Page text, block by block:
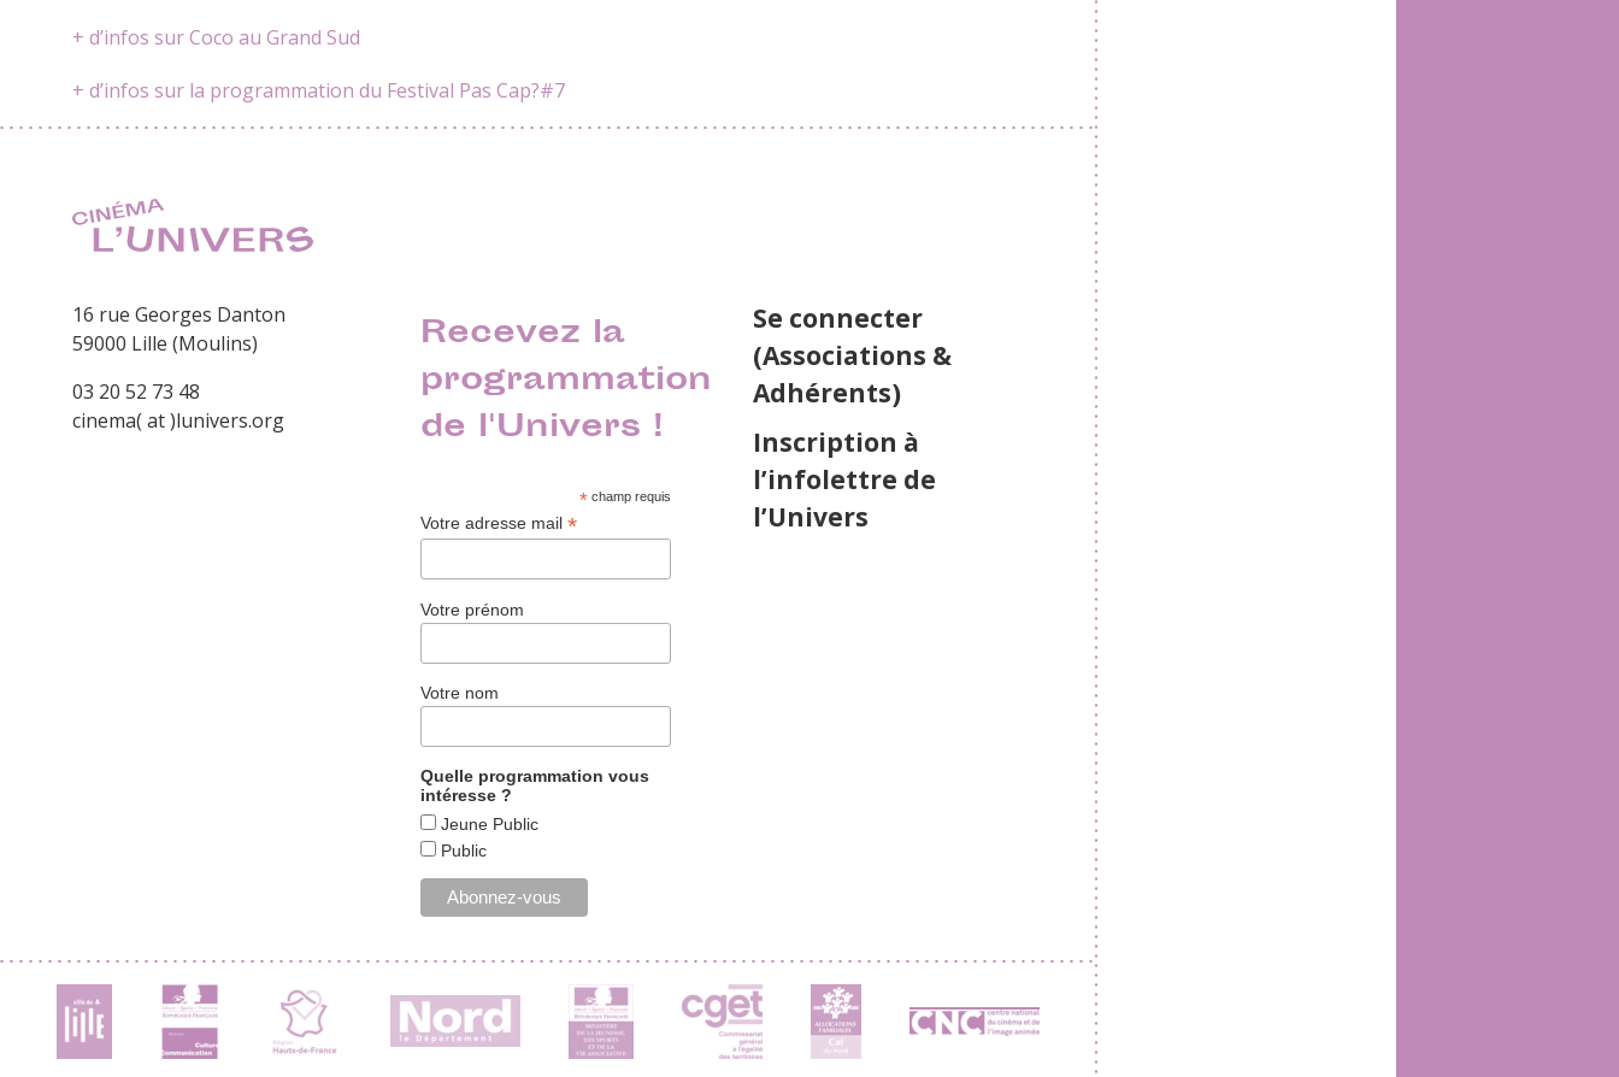
+ d’infos sur Coco au Grand Sud
+ d’infos sur la programmation du Festival Pas Cap?#7
16 rue Georges Danton
59000 Lille (Moulins)
03 20 52 73 48
cinema( at )lunivers.org
Recevez la
programmation
de l'Univers !
*champ requis
Votre adresse mail*
Votre prénom
Votre nom
Quelle programmation vous
intéresse ?
Jeune Public
Public
Se connecter
(Associations &
Adhérents)
Inscription à
l’infolettre de
l’Univers